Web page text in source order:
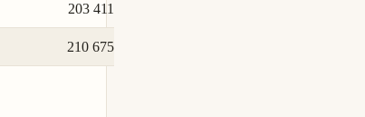
203 411
210 675